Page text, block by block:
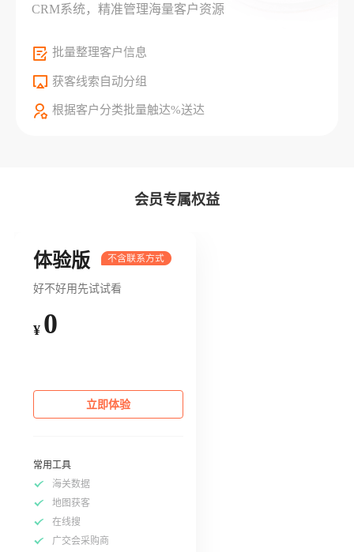
CRM系统，精准管理海量客户资源
批量整理客户信息
获客线索自动分组
根据客户分类批量触达%送达
会员专属权益
体验版
好不好用先试试看
¥ 0
立即体验
常用工具
海关数据
地图获客
在线搜
广交会采购商